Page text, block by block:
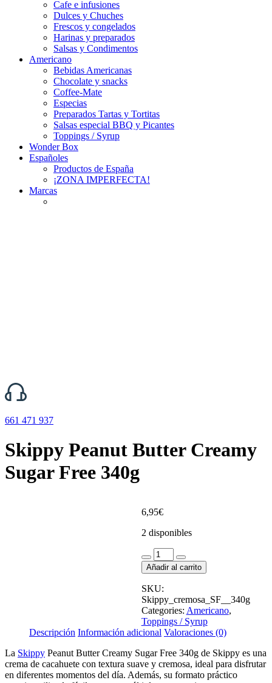
Cafe e infusiones
Dulces y Chuches
Frescos y congelados
Harinas y preparados
Salsas y Condimentos
Americano
Bebidas Americanas
Chocolate y snacks
Coffee-Mate
Especias
Preparados Tartas y Tortitas
Salsas especial BBQ y Picantes
Toppings / Syrup
Wonder Box
Españoles
Productos de España
¡ZONA IMPERFECTA!
Marcas
661 471 937
Skippy Peanut Butter Creamy
Sugar Free 340g
6,95€
2 disponibles
Skippy
Peanut
Butter
Creamy
Sugar
Free
340g
cantidad
Añadir al carrito
SKU:
Skippy_cremosa_SF__340g
Categories: Americano,
Toppings / Syrup
Descripción Información adicional Valoraciones (0)
La Skippy Peanut Butter Creamy Sugar Free 340g de Skippy es una
crema de cacahuete con textura suave y cremosa, ideal para disfrutar
en diferentes momentos del día. Además, su formato práctico